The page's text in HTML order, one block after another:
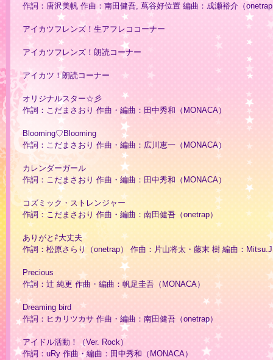
作詞：唐沢美帆 作曲：南田健吾, 蔦谷好位置 編曲：成瀬裕介（
アイカツフレンズ！生アフレココーナー
アイカツフレンズ！朗読コーナー
アイカツ！朗読コーナー
オリジナルスター☆彡
作詞：こだまさおり 作曲・編曲：田中秀和（MONACA）
Blooming♡Blooming
作詞：こだまさおり 作曲・編曲：広川恵一（MONACA）
カレンダーガール
作詞：こだまさおり 作曲・編曲：田中秀和（MONACA）
コズミック・ストレンジャー
作詞：こだまさおり 作曲・編曲：南田健吾（onetrap）
ありがと⇄大丈夫
作詞：松原さらり（onetrap） 作曲：片山将太・藤末 樹 編曲：
Precious
作詞：辻 純更 作曲・編曲：帆足圭吾（MONACA）
Dreaming bird
作詞：ヒカリツカサ 作曲・編曲：南田健吾（onetrap）
アイドル活動！（Ver. Rock）
作詞：uRy 作曲・編曲：田中秀和（MONACA）